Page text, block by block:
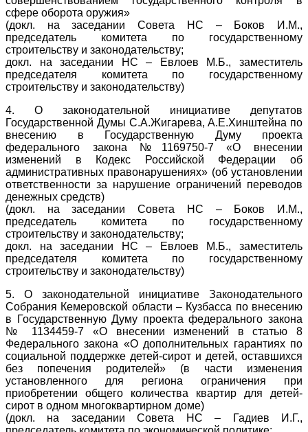
сфере оборота оружия»
(докл. на заседании Совета НС – Боков И.М.,
председатель комитета по государственному
строительству и законодательству;
докл. на заседании НС – Евлоев М.Б., заместитель
председателя комитета по государственному
строительству и законодательству)
4. О законодательной инициативе депутатов
Государственной Думы С.А.Жигарева, А.Е.Хинштейна по
внесению в Государственную Думу проекта
федерального закона №1169750-7 «О внесении
изменений в Кодекс Российской Федерации об
административных правонарушениях» (об установлении
ответственности за нарушение ограничений переводов
денежных средств)
(докл. на заседании Совета НС – Боков И.М.,
председатель комитета по государственному
строительству и законодательству;
докл. на заседании НС – Евлоев М.Б., заместитель
председателя комитета по государственному
строительству и законодательству)
5. О законодательной инициативе Законодательного
Собрания Кемеровской области – Кузбасса по внесению
в Государственную Думу проекта федерального закона
№ 1134459-7 «О внесении изменений в статью 8
Федерального закона «О дополнительных гарантиях по
социальной поддержке детей-сирот и детей, оставшихся
без попечения родителей» (в части изменения
установленного для региона ограничения при
приобретении общего количества квартир для детей-
сирот в одном многоквартирном доме)
(докл. на заседании Совета НС – Гадиев И.Г.,